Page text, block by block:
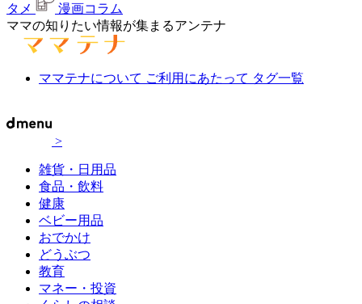
タメ
漫画コラム
ママの知りたい情報が集まるアンテナ
ママテナについて ご利用にあたって タグ一覧
>
雑貨・日用品
食品・飲料
健康
ベビー用品
おでかけ
どうぶつ
教育
マネー・投資